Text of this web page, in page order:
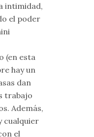
intimidad,
el poder
(en esta
hay un
dan
trabajo
Además,
cualquier
el